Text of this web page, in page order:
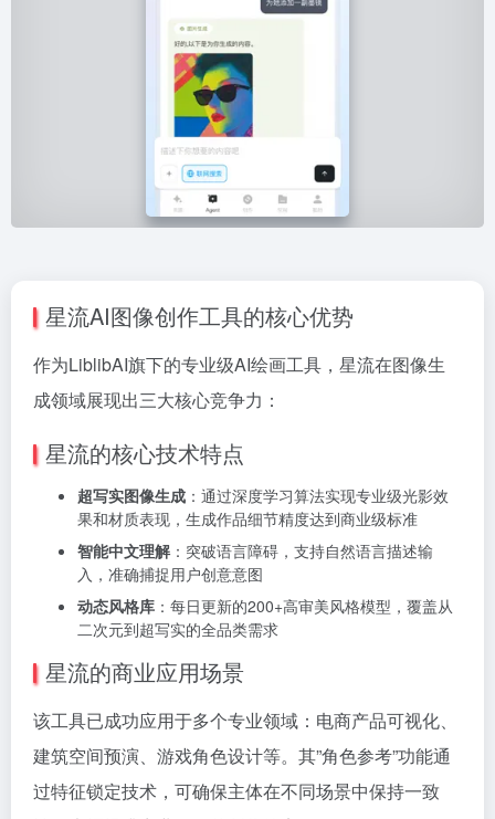
星流AI图像创作工具的核心优势
作为LiblibAI旗下的专业级AI绘画工具，星流在图像生
成领域展现出三大核心竞争力：
星流的核心技术特点
超写实图像生成 ：通过深度学习算法实现专业级光影效
果和材质表现，生成作品细节精度达到商业级标准
智能中文理解：突破语言障碍，支持自然语言描述输
入，准确捕捉用户创意意图
动态风格库 ：每日更新的200+高审美风格模型，覆盖从
二次元到超写实的全品类需求
星流的商业应用场景
该工具已成功应用于多个专业领域：电商产品可视化、
建筑空间预演、游戏角色设计等。其”角色参考”功能通
过特征锁定技术，可确保主体在不同场景中保持一致